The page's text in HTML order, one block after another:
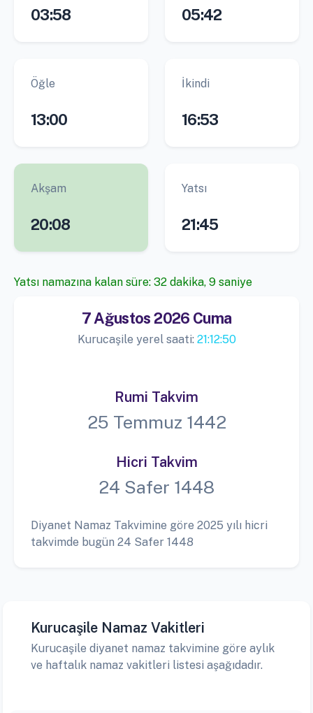
03:58 05:42
Öğle
13:00
İkindi
16:53
Akşam
20:08
Yatsı
21:45
Yatsı namazına kalan süre: 32 dakika, 8 saniye
7 Ağustos 2026 Cuma
Kurucaşile yerel saati: 21:12:50
Rumi Takvim
25 Temmuz 1442
Hicri Takvim
24 Safer 1448
Diyanet Namaz Takvimine göre 2025 yılı hicri
takvimde bugün 24 Safer 1448
Kurucaşile Namaz Vakitleri
Kurucaşile diyanet namaz takvimine göre aylık
ve haftalık namaz vakitleri listesi aşağıdadır.